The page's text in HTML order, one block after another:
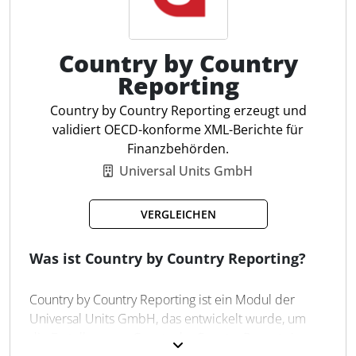
profitieren von einer effizienten Verwaltung und
Unternehmenssteuerung unterstützen.
Datenerfassung und -analyse
Zentralisierte Datenablage
Standardisierte Berichte
Prozessmanagement
Überwachung
Country by Country
Reporting
Country by Country Reporting erzeugt und
validiert OECD-konforme XML-Berichte für
Finanzbehörden.
Universal Units GmbH
VERGLEICHEN
Was ist Country by Country Reporting?
Country by Country Reporting ist ein Modul der
Universal Units GmbH, das entwickelt wurde, um